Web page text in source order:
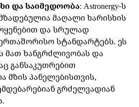
და საიმედოობა: Astronergy-ს
მაღალი ხარისხის
და სრულად
სტანდარტებს. ეს
ხანგრძლივობას და
განსაკუთრებით
მზის პანელებისთვის,
გრძელვადიან